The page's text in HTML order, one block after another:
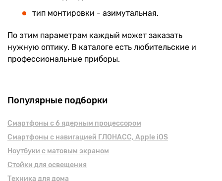
тип монтировки - азимутальная.
По этим параметрам каждый может заказать
нужную оптику. В каталоге есть любительские и
профессиональные приборы.
Популярные подборки
Смартфоны с 6 ядерным процессором
Смартфоны с навигацией ГЛОНАСС, Apple iOS
Ноутбуки с матовым экраном
Стойки для освещения
Техника для дома